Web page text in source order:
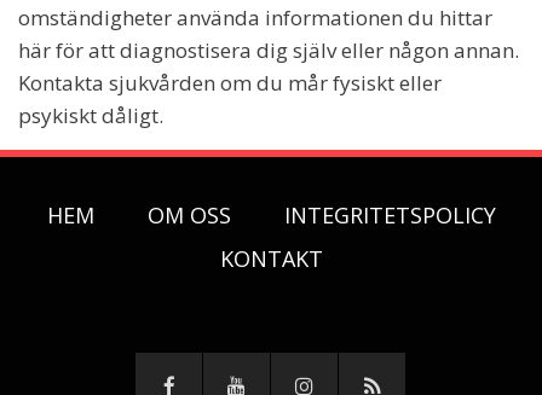
omständigheter använda informationen du hittar
här för att diagnostisera dig själv eller någon annan.
Kontakta sjukvården om du mår fysiskt eller
psykiskt dåligt.
HEM OM OSS
INTEGRITETSPOLICY
KONTAKT